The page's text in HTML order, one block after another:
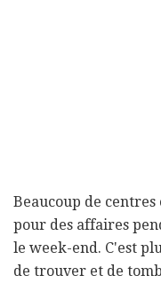
Beaucoup de
pour des affaires
le week-end. C'est
de trouver et de